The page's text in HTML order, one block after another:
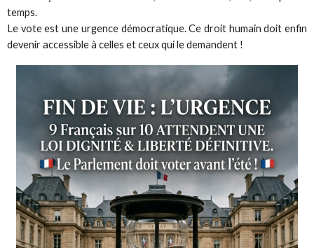
temps.
Le vote est une urgence démocratique. Ce droit humain doit enfin
devenir accessible à celles et ceux qui le demandent !